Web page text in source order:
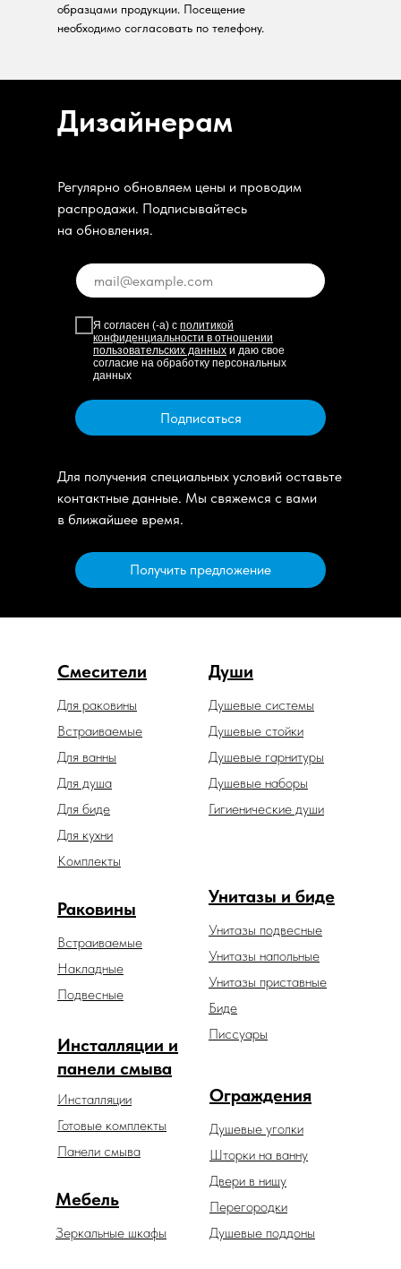
образцами продукции. Посещение
необходимо согласовать по телефону.
Дизайнерам
Регулярно обновляем цены и проводим
распродажи. Подписывайтесь
на обновления.
Я согласен (-а) с политикой
конфиденциальности в отношении
пользовательских данных и даю свое
согласие на обработку персональных
данных
Подписаться
Для получения специальных условий оставьте
контактные данные. Мы свяжемся с вами
в ближайшее время.
Получить предложение
Смесители Души
Душевые гарнитуры
Душевые системы
Гигиенические души
Душевые наборы
Унитазы и биде
Унитазы подвесные
Унитазы напольные
Унитазы приставные
Раковины
Встраиваемые
Накладные
Подвесные
Встраиваемые
Для биде
Для ванны
Для душа
Для раковины
Для кухни
Зеркальные шкафы
Мебель
Ограждения
Душевые уголки
Шторки на ванну
Двери в нишу
Перегородки
Душевые стойки
Биде
Душевые поддоны
Инсталляции и
панели смыва
Инсталляции
Готовые комплекты
Панели смыва
Комплекты
Писсуары